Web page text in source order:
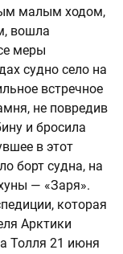
малым ходом,
вошла
меры
судно село на
встречное
не повредив
и бросила
в этот
борт судна, на
— «Заря».
которая
Арктики
Толля 21 июня